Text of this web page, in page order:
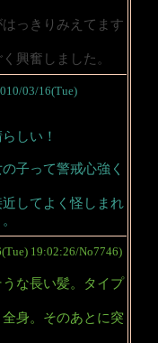
っきりみえてます
興奮しました。
03/16(Tue)
しい！
子って警戒心強く
してよく怪しまれ
19:02:26/No7746)
な長い髪。タイプ
身。そのあとに突